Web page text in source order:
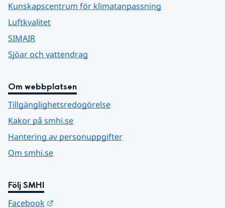
Kunskapscentrum för klimatanpassning
Luftkvalitet
SIMAIR
Sjöar och vattendrag
Om webbplatsen
Tillgänglighetsredogörelse
Kakor på smhi.se
Hantering av personuppgifter
Om smhi.se
Följ SMHI
Facebook